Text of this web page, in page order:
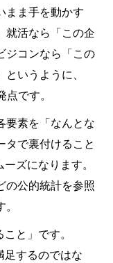
まま手を動かす
就活なら「この企
ジコンなら「この
いうように、
です。
要素を「なんとな
タで裏付けること
ズになります。
の公的統計を参照
と」です。
足するのではな